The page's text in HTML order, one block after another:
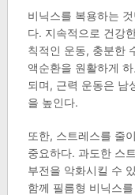
비닉스를 복용하는
다. 지속적으로 건강
칙적인 운동, 충분한
액순환을 원활하게
되며, 근력 운동은 남
을 높인다.
또한, 스트레스를 줄
중요하다. 과도한 스
부전을 악화시킬 수
함께 필름형 비닉스